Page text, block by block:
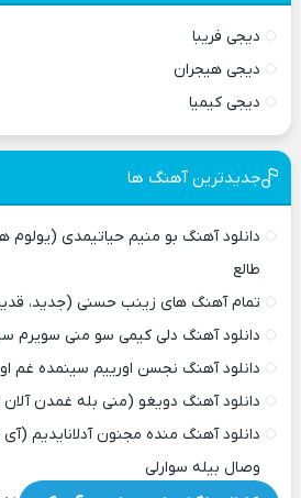
دیجی فریبا
دیجی هیجران
دیجی کیمیا
جدیدترین آهنگ ها
دانلود آهنگ بو منیم حیاتیمدی (یولوم
طالع
تمام آهنگ های زینب حسنی (جدید،
دانلود آهنگ دلی کیمی سو منی سویرم
دانلود آهنگ نجسن اورییم سینمده غم
دانلود آهنگ دویغو (منی بله غمدن آلان
دانلود آهنگ منده مجنون آدلانایدیم
وصال بیله سوارلی